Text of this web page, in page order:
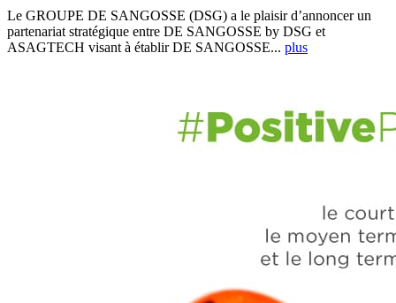
Le GROUPE DE SANGOSSE (DSG) a le plaisir d’annoncer un
partenariat stratégique entre DE SANGOSSE by DSG et
ASAGTECH visant à établir DE SANGOSSE... plus